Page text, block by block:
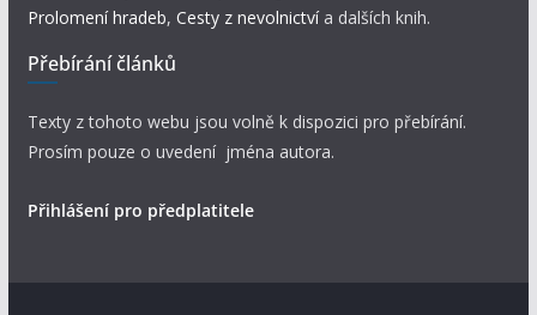
Prolomení hradeb, Cesty z nevolnictví a dalších knih.
Přebírání článků
Texty z tohoto webu jsou volně k dispozici pro přebírání.
Prosím pouze o uvedení jména autora.
Přihlášení pro předplatitele